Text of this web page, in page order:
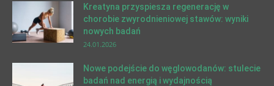
Kreatyna przyspiesza regenerację w
chorobie zwyrodnieniowej stawów: wyniki
nowych badań
24.01.2026
Nowe podejście do węglowodanów: stulecie
badań nad energią i wydajnością